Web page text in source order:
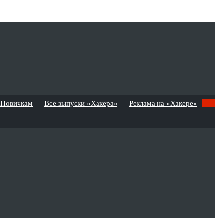
Новичкам Все выпуски «Хакера» Реклама на «Хакере»